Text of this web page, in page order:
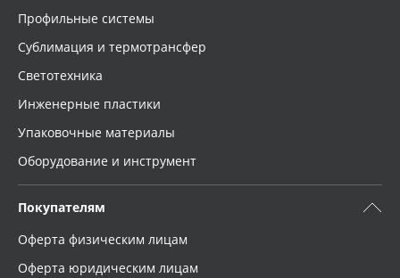
Профильные системы
Сублимация и термотрансфер
Светотехника
Инженерные пластики
Упаковочные материалы
Оборудование и инструмент
Покупателям
Оферта физическим лицам
Оферта юридическим лицам